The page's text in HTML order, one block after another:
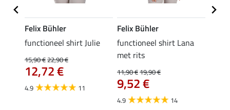
Felix Bühler
functioneel shirt Julie
15,90 €22,90 €
12,72 €
4.9 11
Felix Bühler
functioneel shirt Lana
met rits
11,90 €19,90 €
9,52 €
4.9 14